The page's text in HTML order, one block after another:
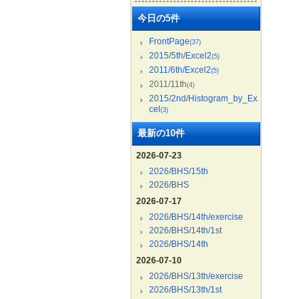
今日の5件
FrontPage(37)
2015/5th/Excel2(5)
2011/6th/Excel2(5)
2011/11th(4)
2015/2nd/Histogram_by_Ex
cel(3)
最新の10件
2026-07-23
2026/BHS/15th
2026/BHS
2026-07-17
2026/BHS/14th/exercise
2026/BHS/14th/1st
2026/BHS/14th
2026-07-10
2026/BHS/13th/exercise
2026/BHS/13th/1st